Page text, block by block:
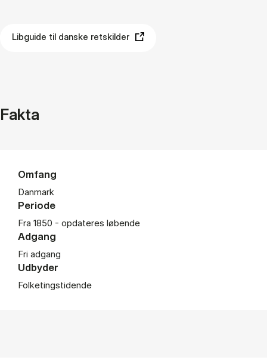
Libguide til danske retskilder
Fakta
Omfang
Danmark
Periode
Fra 1850 - opdateres løbende
Adgang
Fri adgang
Udbyder
Folketingstidende